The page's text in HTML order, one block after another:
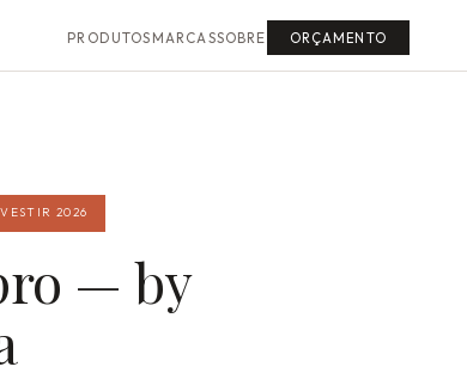
PRODUTOS MARCASSOBRE ORÇAMENTO
2026
— by